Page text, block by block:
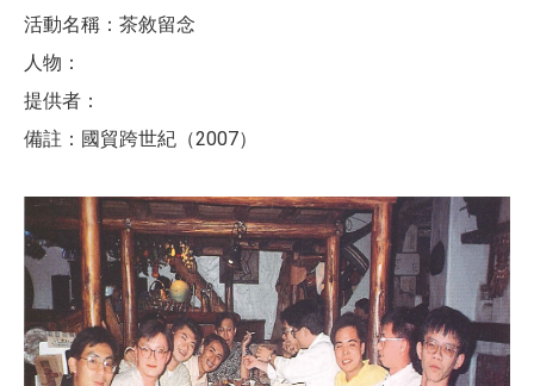
活動名稱：茶敘留念
人物：
提供者：
備註：國貿跨世紀（2007）